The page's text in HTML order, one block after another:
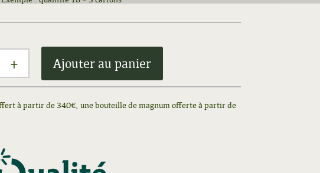
+ Ajouter au panier
à partir de 340€, une bouteille de magnum offerte à partir de